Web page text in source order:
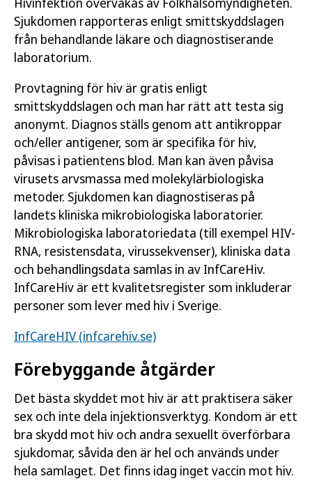
Sjukdomen rapporteras enligt smittskyddslagen
från behandlande läkare och diagnostiserande
laboratorium.
Provtagning för hiv är gratis enligt
smittskyddslagen och man har rätt att testa sig
anonymt. Diagnos ställs genom att antikroppar
och/eller antigener, som är specifika för hiv,
påvisas i patientens blod. Man kan även påvisa
virusets arvsmassa med molekylärbiologiska
metoder. Sjukdomen kan diagnostiseras på
landets kliniska mikrobiologiska laboratorier.
Mikrobiologiska laboratoriedata (till exempel HIV-
RNA, resistensdata, virussekvenser), kliniska data
och behandlingsdata samlas in av InfCareHiv.
InfCareHiv är ett kvalitetsregister som inkluderar
personer som lever med hiv i Sverige.
InfCareHIV (infcarehiv.se)
Förebyggande åtgärder
Det bästa skyddet mot hiv är att praktisera säker
sex och inte dela injektionsverktyg. Kondom är ett
bra skydd mot hiv och andra sexuellt överförbara
sjukdomar, såvida den är hel och används under
hela samlaget. Det finns idag inget vaccin mot hiv.